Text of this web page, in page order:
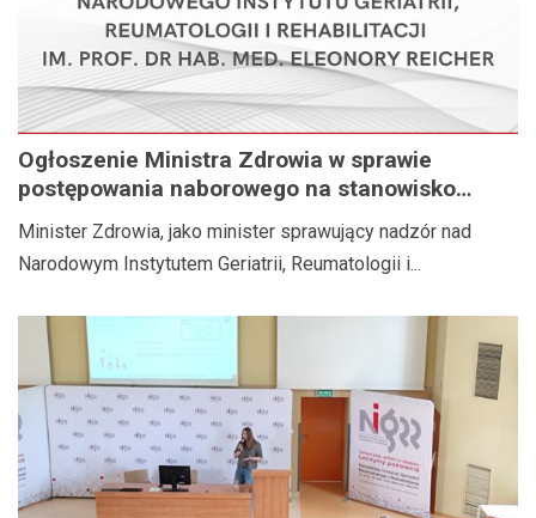
Ogłoszenie Ministra Zdrowia w sprawie
postępowania naborowego na stanowisko
Dyrektora Narodowego Instytutu Geriatrii,
Reumatologii i Rehabilitacji im. prof. dr hab.
med. Eleonory Reicher
Minister Zdrowia, jako minister sprawujący nadzór nad
Narodowym Instytutem Geriatrii, Reumatologii i...